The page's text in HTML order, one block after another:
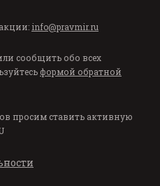
info@pravmir.ru
сообщить обо всех
формой обратной
просим ставить активную